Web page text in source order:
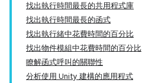
找出執行時間最長的共用程式庫
找出執行時間最長的函式
找出執行緒中花費時間的百分比
找出物件模組中花費時間的百分比
瞭解函式呼叫的關聯性
分析使用 Unity 建構的應用程式